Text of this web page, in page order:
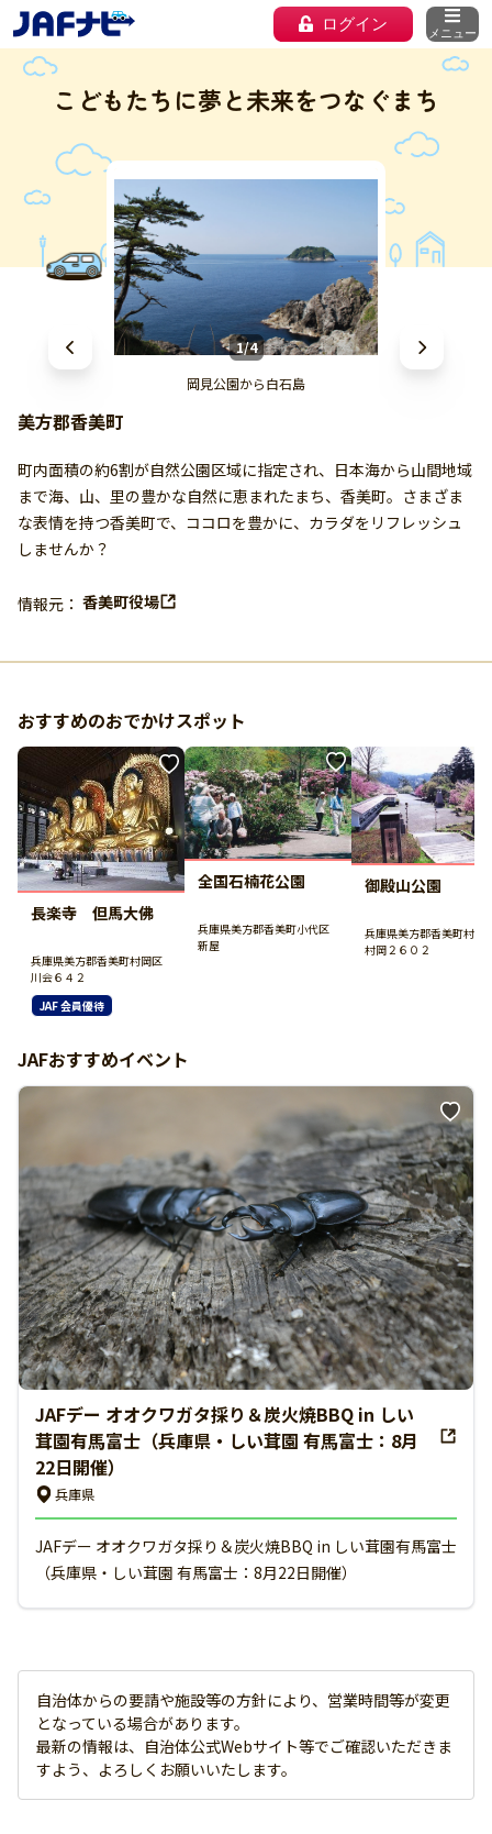
ログイン メニュー
こどもたちに夢と未来をつなぐまち
1/4
岡見公園から白石島
美方郡香美町
町内面積の約6割が自然公園区域に指定され、日本海から山間地域
まで海、山、里の豊かな自然に恵まれたまち、香美町。さまざま
な表情を持つ香美町で、ココロを豊かに、カラダをリフレッシュ
しませんか？
情報元： 香美町役場
おすすめのおでかけスポット
長楽寺 但馬大佛
兵庫県美方郡香美町村岡区
川会６４２
JAF 会員優待
全国石楠花公園
兵庫県美方郡香美町小代区
新屋
御殿山公園
兵庫県美方郡香美町村岡
村岡２６０２
JAFおすすめイベント
JAFデー オオクワガタ採り＆炭火焼BBQ in しい
茸園有馬富士（兵庫県・しい茸園 有馬富士：8月
22日開催）
兵庫県
JAFデー オオクワガタ採り＆炭火焼BBQ in しい茸園有馬富士
（兵庫県・しい茸園 有馬富士：8月22日開催）
自治体からの要請や施設等の方針により、営業時間等が変更
となっている場合があります。
最新の情報は、自治体公式Webサイト等でご確認いただきま
すよう、よろしくお願いいたします。